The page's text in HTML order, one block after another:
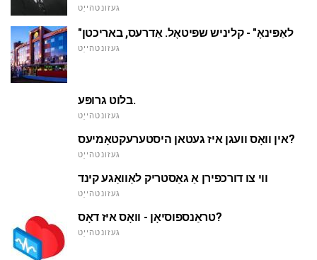
געזונטהייַט
"לאַפּינאָ" - קליניש שפּיטאָל. אַדרעס, באריכטן
געזונטהייַט
בלוט גרופּע.
געזונטהייַט
אין וואָס וועגן איז געטאן היסטערעקטאָמיעס?
געזונטהייַט
ווי צו דורכפירן אַ גאַסטריק לאַוואַגע קינד
געזונטהייַט
טראַנספוסיאָן - וואָס איז דאָס?
געזונטהייַט